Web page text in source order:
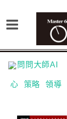
問問大師AI
心 策略 領導